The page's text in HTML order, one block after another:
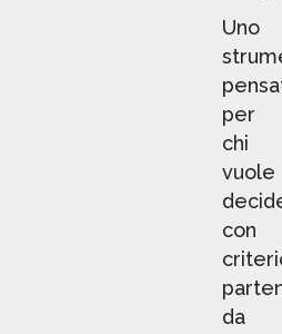
Uno
per
chi
vuole
con
da